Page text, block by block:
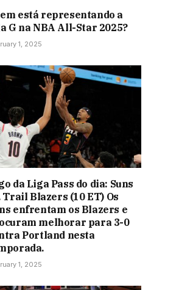
está representando a
G na NBA All-Star 2025?
1, 2025
da Liga Pass do dia: Suns
Trail Blazers (10 ET) Os
enfrentam os Blazers e
melhorar para 3-0
Portland nesta
1, 2025